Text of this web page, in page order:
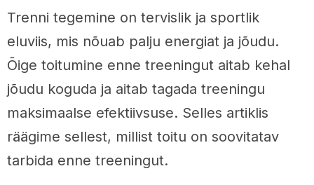
Trenni tegemine on tervislik ja sportlik
eluviis, mis nõuab palju energiat ja jõudu.
Õige toitumine enne treeningut aitab kehal
jõudu koguda ja aitab tagada treeningu
maksimaalse efektiivsuse. Selles artiklis
räägime sellest, millist toitu on soovitatav
tarbida enne treeningut.